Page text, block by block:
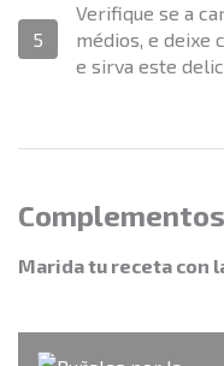
5
Verifique se a
médios, e deixe
e sirva este
Complementos
Marida tu receta con